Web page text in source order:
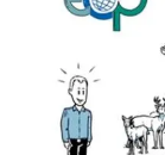
NOTÍCIES I